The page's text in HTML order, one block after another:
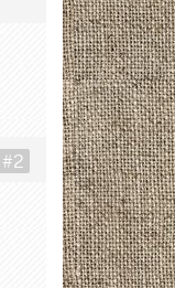
#2